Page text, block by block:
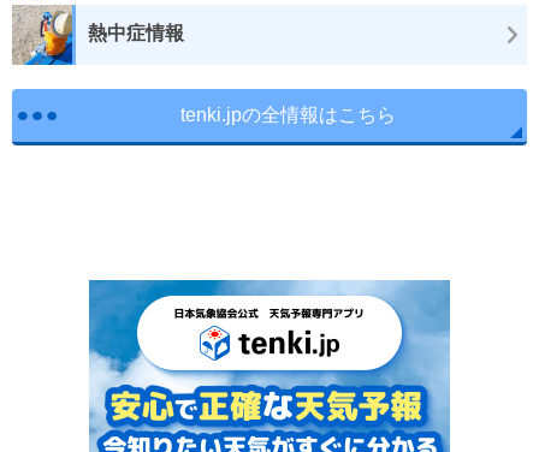
熱中症情報
tenki.jpの全情報はこちら